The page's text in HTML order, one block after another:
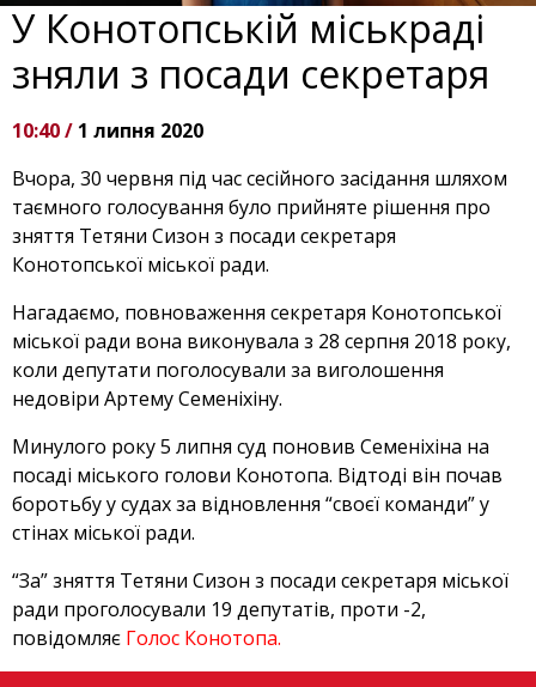
У Конотопській міськраді
зняли з посади секретаря
10:40 / 1 липня 2020
Вчора, 30 червня під час сесійного засідання шляхом
таємного голосування було прийняте рішення про
зняття Тетяни Сизон з посади секретаря
Конотопської міської ради.
Нагадаємо, повноваження секретаря Конотопської
міської ради вона виконувала з 28 серпня 2018 року,
коли депутати поголосували за виголошення
недовіри Артему Семеніхіну.
Минулого року 5 липня суд поновив Семеніхіна на
посаді міського голови Конотопа. Відтоді він почав
боротьбу у судах за відновлення “своєї команди” у
стінах міської ради.
“За” зняття Тетяни Сизон з посади секретаря міської
ради проголосували 19 депутатів, проти -2,
повідомляє Голос Конотопа.